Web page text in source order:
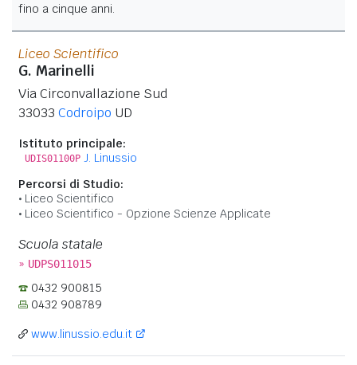
fino a cinque anni.
Liceo Scientifico
G. Marinelli
Via Circonvallazione Sud
33033 Codroipo UD
Istituto principale:
UDIS01100P J. Linussio
Percorsi di Studio:
Liceo Scientifico
Liceo Scientifico - Opzione Scienze Applicate
Scuola statale
» UDPS011015
0432 900815
0432 908789
www.linussio.edu.it